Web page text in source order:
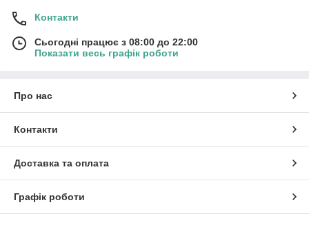
Контакти
Сьогодні працює з 08:00 до 22:00
Показати весь графік роботи
Про нас
Контакти
Доставка та оплата
Графік роботи